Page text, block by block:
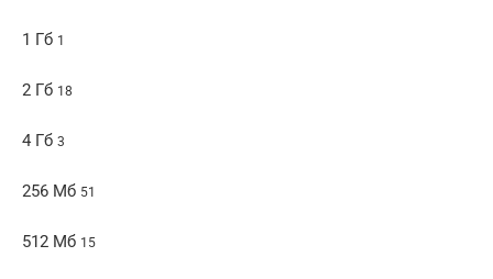
1 Гб 1
2 Гб 18
4 Гб 3
256 Мб 51
512 Мб 15